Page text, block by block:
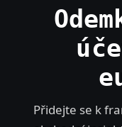
Přidejte se k